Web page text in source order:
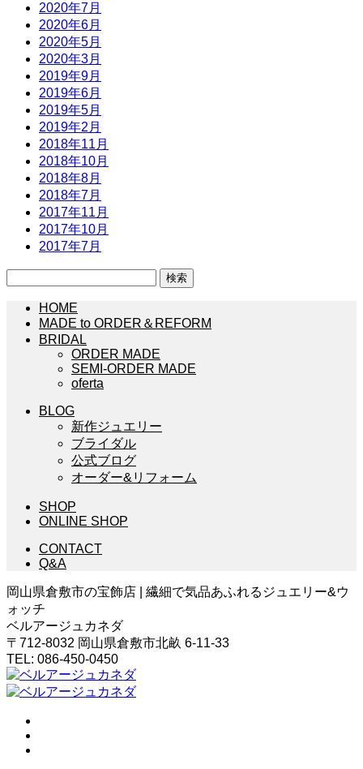
2020年7月
2020年6月
2020年5月
2020年3月
2019年9月
2019年6月
2019年5月
2019年2月
2018年11月
2018年10月
2018年8月
2018年7月
2017年11月
2017年10月
2017年7月
HOME
MADE to ORDER＆REFORM
BRIDAL
ORDER MADE
SEMI-ORDER MADE
oferta
BLOG
新作ジュエリー
ブライダル
公式ブログ
オーダー&リフォーム
SHOP
ONLINE SHOP
CONTACT
Q&A
岡山県倉敷市の宝飾店 | 繊細で気品あふれるジュエリー&ウ
ォッチ
ベルアージュカネダ
〒712-8032 岡山県倉敷市北畝 6-11-33
TEL: 086-450-0450